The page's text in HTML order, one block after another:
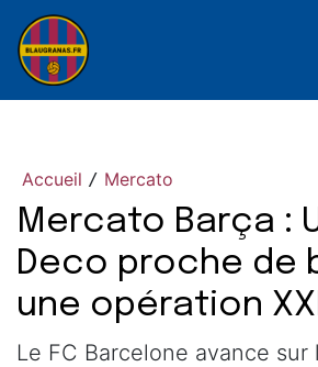
Accueil / Mercato
Mercato Barça :
Deco proche de
une opération
Le FC Barcelone avance